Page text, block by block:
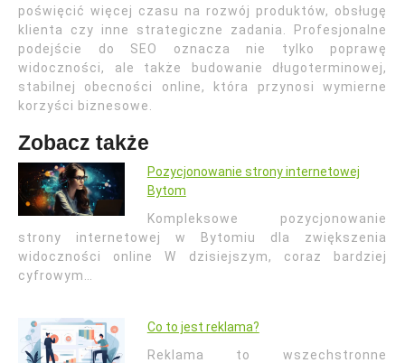
poświęcić więcej czasu na rozwój produktów, obsługę
klienta czy inne strategiczne zadania. Profesjonalne
podejście do SEO oznacza nie tylko poprawę
widoczności, ale także budowanie długoterminowej,
stabilnej obecności online, która przynosi wymierne
korzyści biznesowe.
Zobacz także
Pozycjonowanie strony internetowej
Bytom
Kompleksowe pozycjonowanie
strony internetowej w Bytomiu dla zwiększenia
widoczności online W dzisiejszym, coraz bardziej
cyfrowym…
Co to jest reklama?
Reklama to wszechstronne